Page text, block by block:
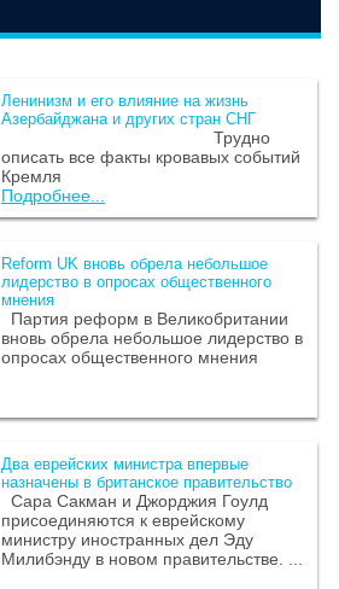
Ленинизм и его влияние на жизнь
Азербайджана и других стран СНГ
Трудно
описать все факты кровавых событий
Кремля
Подробнее...
Reform UK вновь обрела небольшое
лидерство в опросах общественного
мнения
Партия реформ в Великобритании
вновь обрела небольшое лидерство в
опросах общественного мнения
Два еврейских министра впервые
назначены в британское правительство
Сара Сакман и Джорджия Гоулд
присоединяются к еврейскому
министру иностранных дел Эду
Милибэнду в новом правительстве. ...